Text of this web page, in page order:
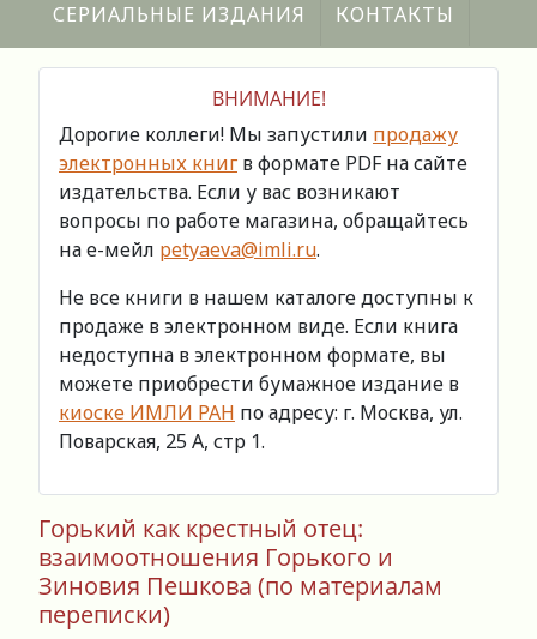
СЕРИАЛЬНЫЕ ИЗДАНИЯ КОНТАКТЫ
ВНИМАНИЕ!
Дорогие коллеги! Мы запустили продажу
электронных книг в формате PDF на сайте
издательства. Если у вас возникают
вопросы по работе магазина, обращайтесь
на е-мейл petyaeva@imli.ru.
Не все книги в нашем каталоге доступны к
продаже в электронном виде. Если книга
недоступна в электронном формате, вы
можете приобрести бумажное издание в
киоске ИМЛИ РАН по адресу: г. Москва, ул.
Поварская, 25 А, стр 1.
Горький как крестный отец:
взаимоотношения Горького и
Зиновия Пешкова (по материалам
переписки)